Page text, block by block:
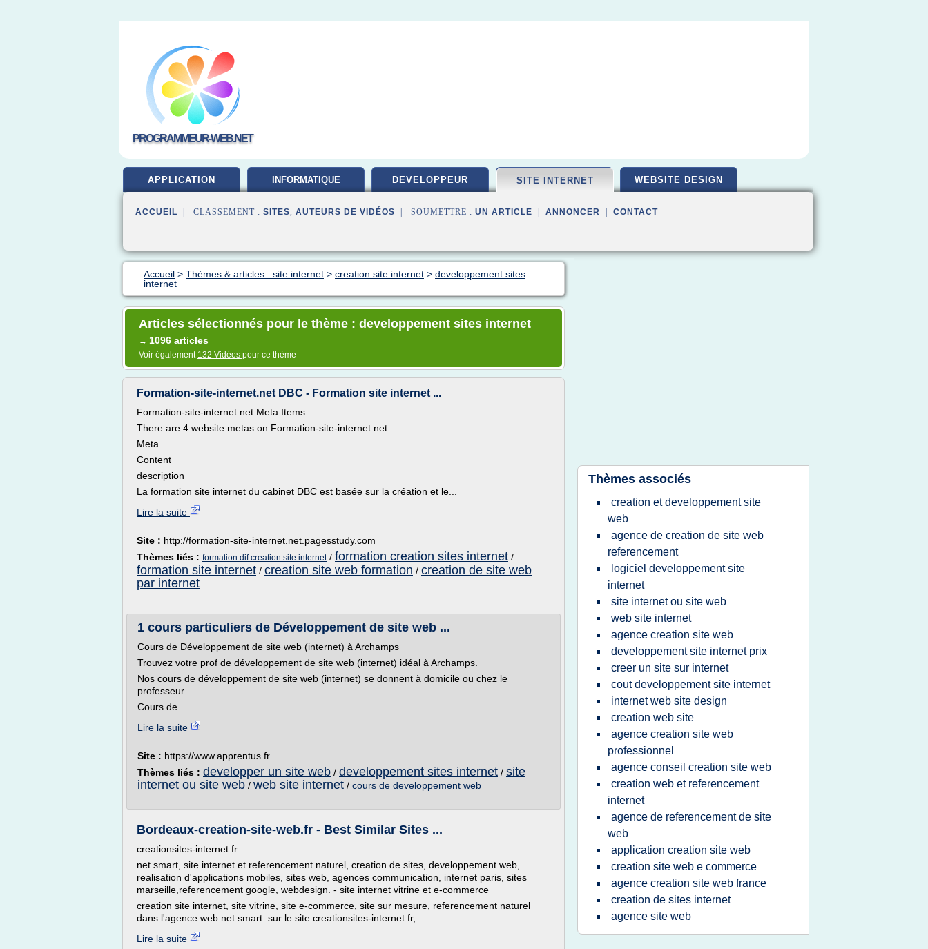
PROGRAMMEUR-WEB.NET
APPLICATION INFORMATIQUE DEVELOPPEUR SITE INTERNET WEBSITE DESIGN
ACCUEIL | CLASSEMENT : SITES, AUTEURS DE VIDÉOS | SOUMETTRE : UN ARTICLE ANNONCER CONTACT
Accueil > Thèmes & articles : site internet > creation site internet > developpement sites
internet
Articles sélectionnés pour le thème : developpement sites internet
→ 1096 articles
Voir également 132 Vidéos pour ce thème
Formation-site-internet.net DBC - Formation site internet ...
Formation-site-internet.net Meta Items
There are 4 website metas on Formation-site-internet.net.
Meta
Content
description
La formation site internet du cabinet DBC est basée sur la création et le...
Lire la suite
Site : http://formation-site-internet.net.pagesstudy.com
Thèmes liés : formation dif creation site internet/ formation creation sites internet /
formation site internet / creation site web formation / creation de site web
par internet
1 cours particuliers de Développement de site web ...
Cours de Développement de site web (internet) à Archamps
Trouvez votre prof de développement de site web (internet) idéal à Archamps.
Nos cours de développement de site web (internet) se donnent à domicile ou chez le
professeur.
Cours de...
Lire la suite
Site : https://www.apprentus.fr
Thèmes liés : developper un site web / developpement sites internet / site
internet ou site web / web site internet / cours de developpement web
Bordeaux-creation-site-web.fr - Best Similar Sites ...
creationsites-internet.fr
net smart, site internet et referencement naturel, creation de sites, developpement web,
realisation d'applications mobiles, sites web, agences communication, internet paris, sites
marseille,referencement google, webdesign. - site internet vitrine et e-commerce
creation site internet, site vitrine, site e-commerce, site sur mesure, referencement naturel
dans l'agence web net smart. sur le site creationsites-internet.fr,...
Lire la suite
Thèmes associés
creation et developpement site
web
agence de creation de site web
referencement
logiciel developpement site
internet
site internet ou site web
web site internet
agence creation site web
developpement site internet prix
creer un site sur internet
cout developpement site internet
internet web site design
creation web site
agence creation site web
professionnel
agence conseil creation site web
creation web et referencement
internet
agence de referencement de site
web
application creation site web
creation site web e commerce
agence creation site web france
creation de sites internet
agence site web